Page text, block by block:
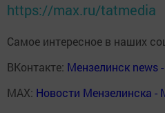
https://max.ru/tatmedia
Самое интересное в наших
ВКонтакте: Мензелинск news
MAX: Новости Мензелинска -